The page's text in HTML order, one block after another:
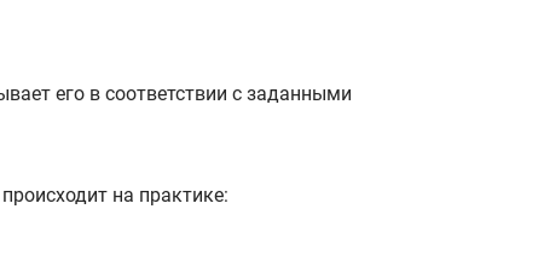
его в соответствии с заданными
на практике: